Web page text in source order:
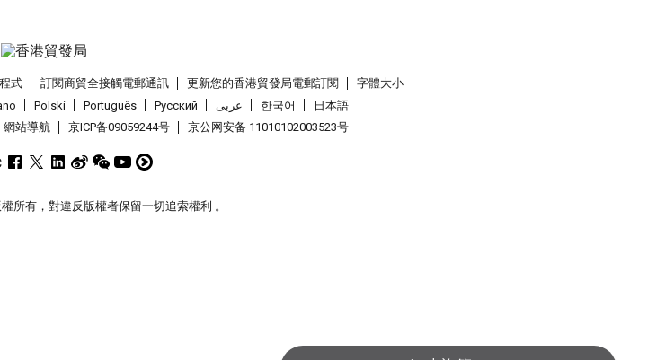
式 訂閱商貿全接觸電郵通訊 更新您的香港貿發局電郵訂閱
字體大小
Polski Português Pусский عربى 한국어
日本語
網站導航 京ICP备09059244号 京公网安备 11010102003523号
所有，對違反版權者保留一切追索權利 。